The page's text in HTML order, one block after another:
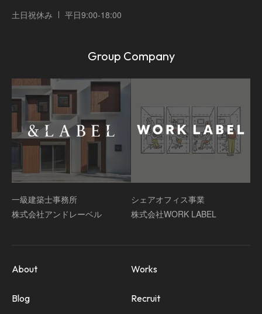
土日祝休み
平日9:00-18:00
Group Company
一級建築士事務所
株式会社アンドレーベル
シェアオフィス事業
株式会社WORK LABEL
About
Recruit
Works
Blog